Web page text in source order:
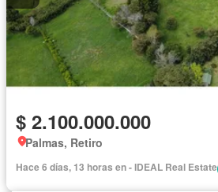
$ 2.100.000.000
Palmas, Retiro
Hace 6 días, 13 horas en - IDEAL Real Estate